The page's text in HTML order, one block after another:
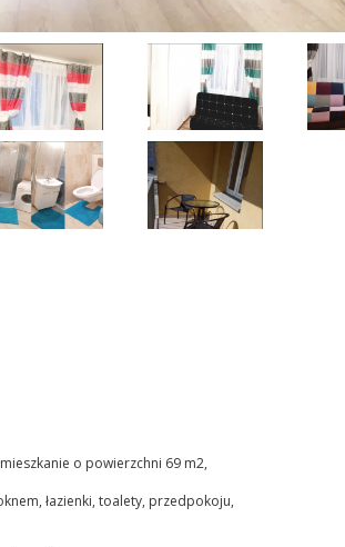
o powierzchni 69 m2,
łazienki, toalety, przedpokoju,